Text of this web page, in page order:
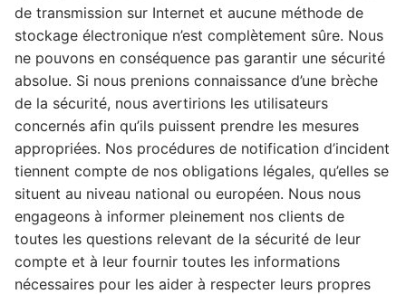
de transmission sur Internet et aucune méthode de
stockage électronique n’est complètement sûre. Nous
ne pouvons en conséquence pas garantir une sécurité
absolue. Si nous prenions connaissance d’une brèche
de la sécurité, nous avertirions les utilisateurs
concernés afin qu’ils puissent prendre les mesures
appropriées. Nos procédures de notification d’incident
tiennent compte de nos obligations légales, qu’elles se
situent au niveau national ou européen. Nous nous
engageons à informer pleinement nos clients de
toutes les questions relevant de la sécurité de leur
compte et à leur fournir toutes les informations
nécessaires pour les aider à respecter leurs propres